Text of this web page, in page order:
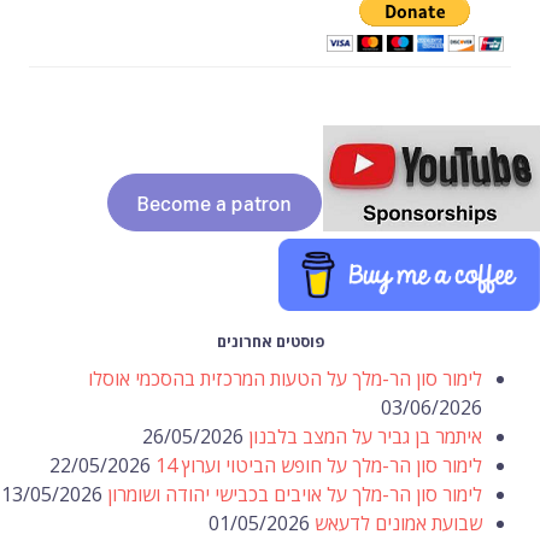
פוסטים אחרונים
לימור סון הר-מלך על הטעות המרכזית בהסכמי אוסלו
03/06/2026
איתמר בן גביר על המצב בלבנון 26/05/2026
לימור סון הר-מלך על חופש הביטוי וערוץ 14
22/05/2026
לימור סון הר-מלך על אויבים בכבישי יהודה ושומרון 13/05/2026
שבועת אמונים לדעאש 01/05/2026